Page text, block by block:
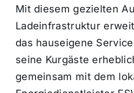
Mit diesem gezielten
Ladeinfrastruktur
das hauseigene
seine Kurgäste
gemeinsam mit dem